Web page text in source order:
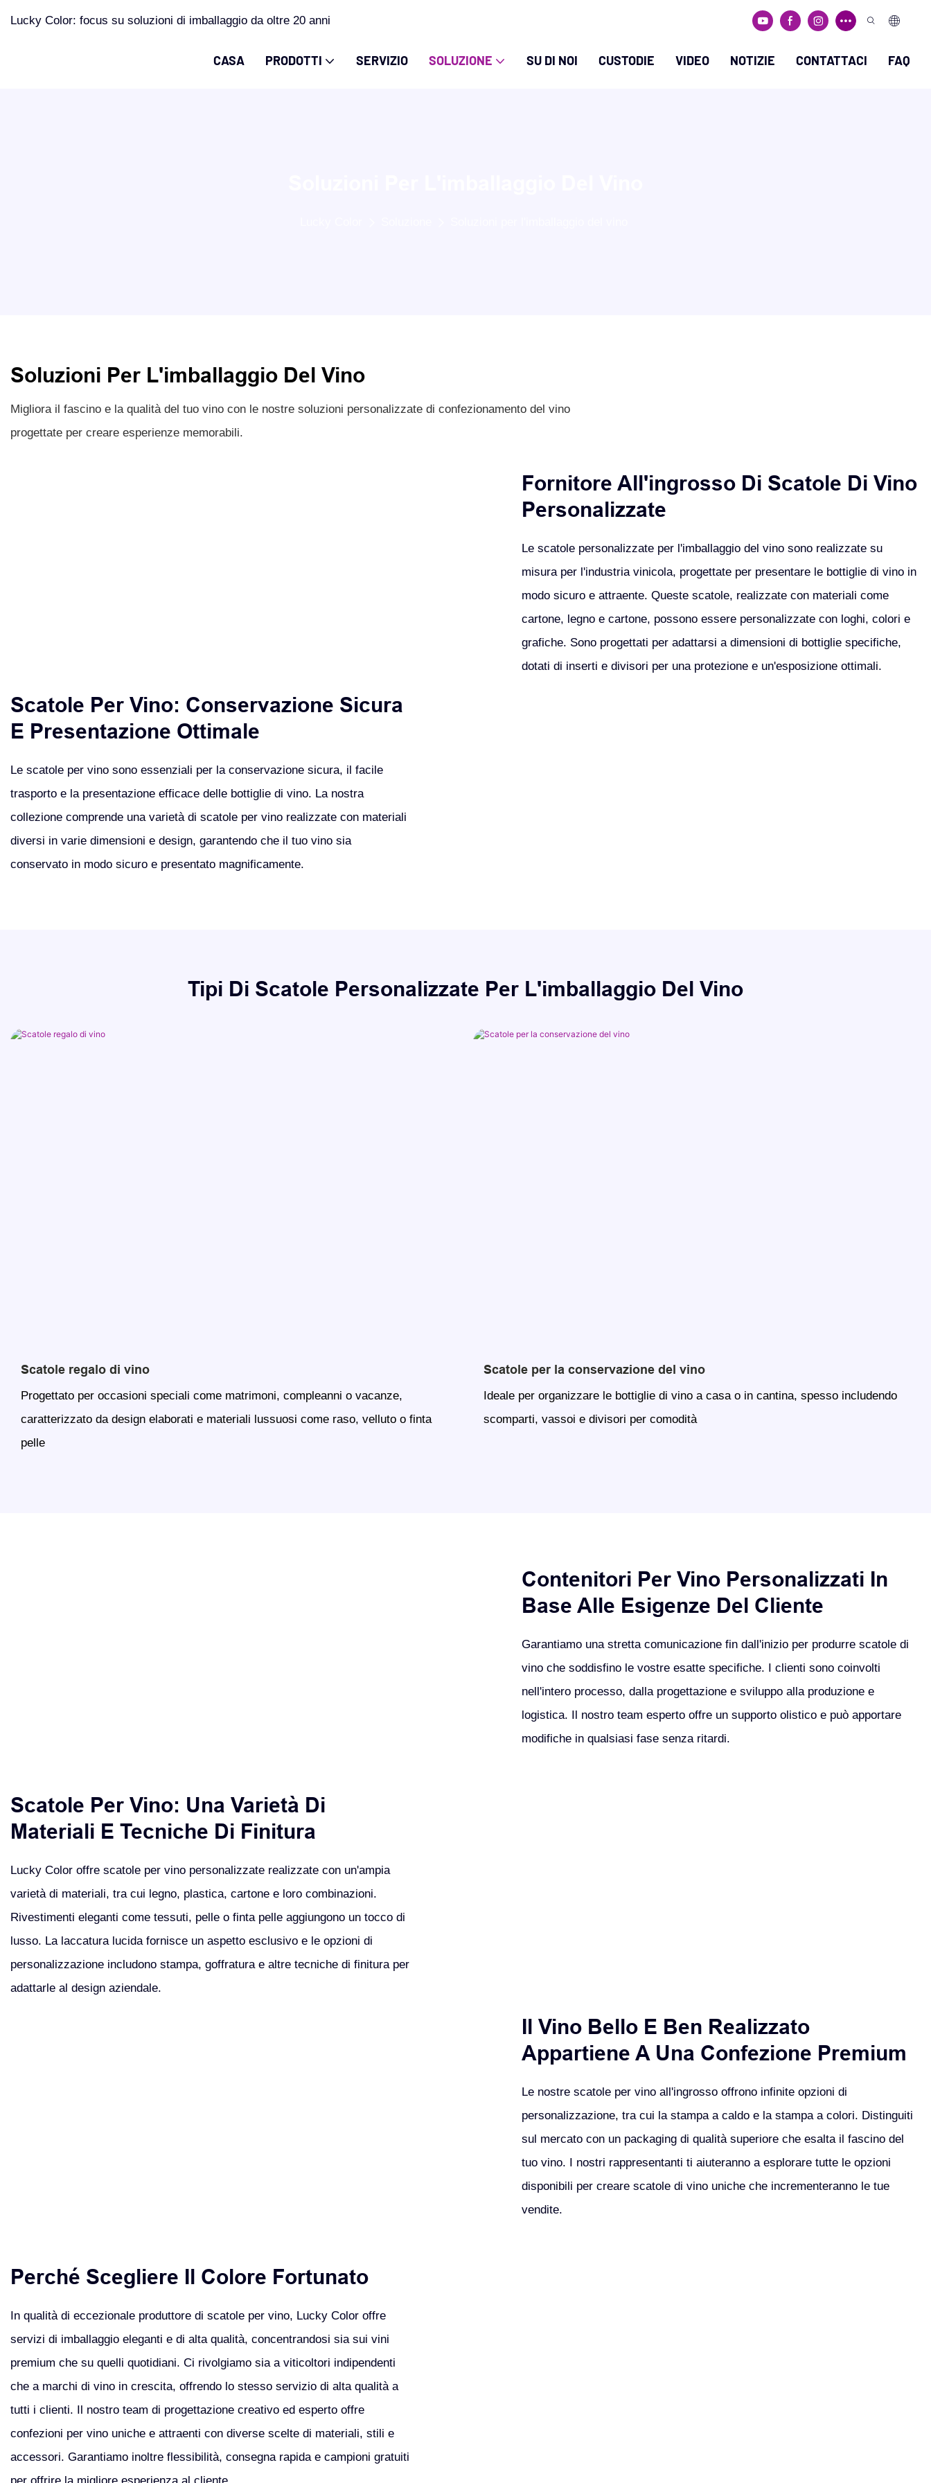
Lucky Color: focus su soluzioni di imballaggio da oltre 20 anni
CASA PRODOTTI SERVIZIO SOLUZIONE SU DI NOI CUSTODIE VIDEO NOTIZIE CONTATTACI FAQ
Soluzioni Per L'imballaggio Del Vino
Migliora il fascino e la qualità del tuo vino con le nostre soluzioni personalizzate di confezionamento del vino
progettate per creare esperienze memorabili.
Fornitore All'ingrosso Di Scatole Di Vino
Personalizzate
Le scatole personalizzate per l'imballaggio del vino sono realizzate su
misura per l'industria vinicola, progettate per presentare le bottiglie di vino in
modo sicuro e attraente. Queste scatole, realizzate con materiali come
cartone, legno e cartone, possono essere personalizzate con loghi, colori e
grafiche. Sono progettati per adattarsi a dimensioni di bottiglie specifiche,
dotati di inserti e divisori per una protezione e un'esposizione ottimali.
Scatole Per Vino: Conservazione Sicura
E Presentazione Ottimale
Le scatole per vino sono essenziali per la conservazione sicura, il facile
trasporto e la presentazione efficace delle bottiglie di vino. La nostra
collezione comprende una varietà di scatole per vino realizzate con materiali
diversi in varie dimensioni e design, garantendo che il tuo vino sia
conservato in modo sicuro e presentato magnificamente.
Tipi Di Scatole Personalizzate Per L'imballaggio Del Vino
Scatole regalo di vino
Progettato per occasioni speciali come matrimoni, compleanni o vacanze,
caratterizzato da design elaborati e materiali lussuosi come raso, velluto o finta
pelle
Scatole per la conservazione del vino
Ideale per organizzare le bottiglie di vino a casa o in cantina, spesso includendo
scomparti, vassoi e divisori per comodità
Contenitori Per Vino Personalizzati In
Base Alle Esigenze Del Cliente
Garantiamo una stretta comunicazione fin dall'inizio per produrre scatole di
vino che soddisfino le vostre esatte specifiche. I clienti sono coinvolti
nell'intero processo, dalla progettazione e sviluppo alla produzione e
logistica. Il nostro team esperto offre un supporto olistico e può apportare
modifiche in qualsiasi fase senza ritardi.
Scatole Per Vino: Una Varietà Di
Materiali E Tecniche Di Finitura
Lucky Color offre scatole per vino personalizzate realizzate con un'ampia
varietà di materiali, tra cui legno, plastica, cartone e loro combinazioni.
Rivestimenti eleganti come tessuti, pelle o finta pelle aggiungono un tocco di
lusso. La laccatura lucida fornisce un aspetto esclusivo e le opzioni di
personalizzazione includono stampa, goffratura e altre tecniche di finitura per
adattarle al design aziendale.
Il Vino Bello E Ben Realizzato
Appartiene A Una Confezione Premium
Le nostre scatole per vino all'ingrosso offrono infinite opzioni di
personalizzazione, tra cui la stampa a caldo e la stampa a colori. Distinguiti
sul mercato con un packaging di qualità superiore che esalta il fascino del
tuo vino. I nostri rappresentanti ti aiuteranno a esplorare tutte le opzioni
disponibili per creare scatole di vino uniche che incrementeranno le tue
vendite.
Perché Scegliere Il Colore Fortunato
In qualità di eccezionale produttore di scatole per vino, Lucky Color offre
servizi di imballaggio eleganti e di alta qualità, concentrandosi sia sui vini
premium che su quelli quotidiani. Ci rivolgiamo sia a viticoltori indipendenti
che a marchi di vino in crescita, offrendo lo stesso servizio di alta qualità a
tutti i clienti. Il nostro team di progettazione creativo ed esperto offre
confezioni per vino uniche e attraenti con diverse scelte di materiali, stili e
accessori. Garantiamo inoltre flessibilità, consegna rapida e campioni gratuiti
per offrire la migliore esperienza al cliente.